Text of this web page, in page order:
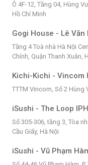
Ô 4F-12, Tầng 04, Hùng
Hồ Chí Minh
Gogi House - Lê Văn
Tầng 4 Toà nhà Hà Nội
Chính, Quận Thanh Xuân,
Kichi-Kichi - Vincom
TTTM Vincom, Số 2 Hùng
iSushi - The Loop IPH
Số 305-306, tầng 3, Tòa
Cầu Giấy, Hà Nội
iSushi - Vũ Phạm